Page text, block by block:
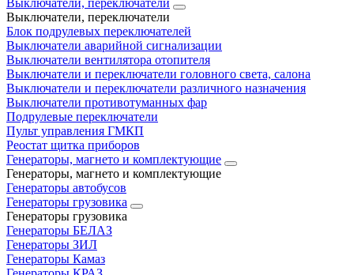
Выключатели, переключатели
Выключатели, переключатели
Блок подрулевых переключателей
Выключатели аварийной сигнализации
Выключатели вентилятора отопителя
Выключатели и переключатели головного света, салона
Выключатели и переключатели различного назначения
Выключатели противотуманных фар
Подрулевые переключатели
Пульт управления ГМКП
Реостат щитка приборов
Генераторы, магнето и комплектующие
Генераторы, магнето и комплектующие
Генераторы автобусов
Генераторы грузовика
Генераторы грузовика
Генераторы БЕЛАЗ
Генераторы ЗИЛ
Генераторы Камаз